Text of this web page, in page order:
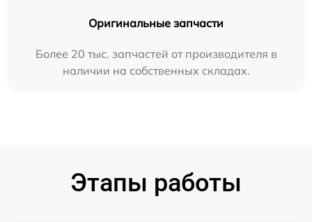
Оригинальные запчасти
Более 20 тыс. запчастей от производителя в
наличии на собственных складах.
Этапы работы